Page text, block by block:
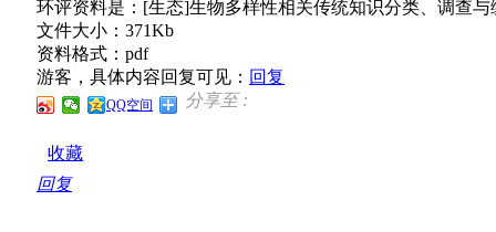
环评资料是：[生态]生物多样性相关传统知识分类、调查
文件大小：371Kb
资料格式：pdf
游客，具体内容回复可见： 回复
分享至 :
QQ空间
收藏
回复